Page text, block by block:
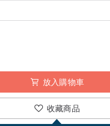
放入購物車
收藏商品